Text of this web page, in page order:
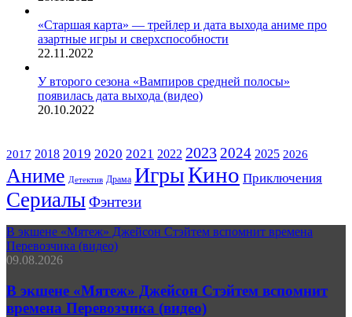
«Старшая карта» — трейлер и дата выхода аниме про
азартные игры и сверхспособности
22.11.2022
У второго сезона «Вампиров средней полосы»
появилась дата выхода (видео)
20.10.2022
2017 2018 2019 2020 2021 2022 2023 2024 2025 2026
Аниме Детектив Драма ИгрыКино Приключения
СериалыФэнтези
В экшене «Мятеж» Джейсон Стэйтем вспомнит времена
Перевозчика (видео)
09.08.2026
В экшене «Мятеж» Джейсон Стэйтем вспомнит
времена Перевозчика (видео)